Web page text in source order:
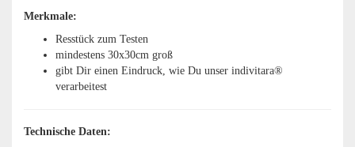
Merkmale:
Resstück zum Testen
mindestens 30x30cm groß
gibt Dir einen Eindruck, wie Du unser indivitara®
verarbeitest
Technische Daten: